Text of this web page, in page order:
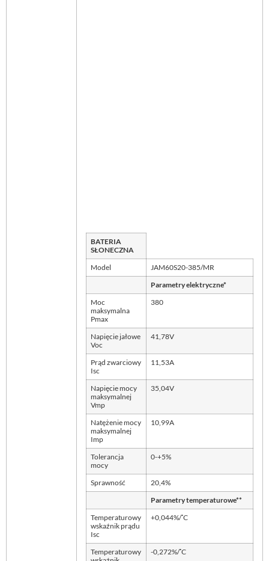
BATERIA
SŁONECZNA
Model JAM60S20-385/MR
Parametry elektryczne*
Moc
maksymalna
Pmax
380
Napięcie jałowe
Voc
41,78V
Prąd zwarciowy
Isc
11,53A
Napięcie mocy
maksymalnej
Vmp
35,04V
Natężenie mocy
maksymalnej
Imp
10,99A
Tolerancja
mocy
0-+5%
Sprawność 20,4%
Parametry temperaturowe**
Temperaturowy
wskaźnik prądu
Isc
+0,044%/◦C
Temperaturowy
-0,272%/◦C